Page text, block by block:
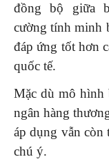
đồng bộ giữa
cường tính minh
đáp ứng tốt hơn
quốc tế.
Mặc dù mô hình
ngân hàng
áp dụng vẫn còn
chú ý.